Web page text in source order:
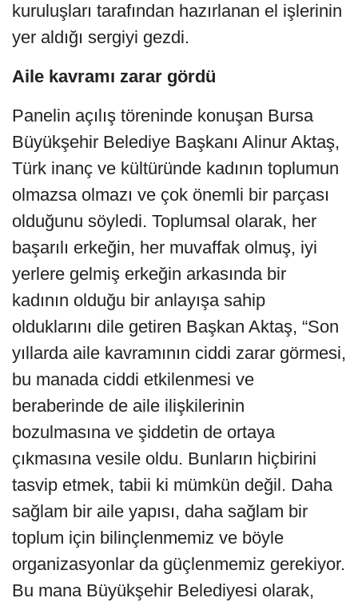
kuruluşları tarafından hazırlanan el işlerinin
yer aldığı sergiyi gezdi.
Aile kavramı zarar gördü
Panelin açılış töreninde konuşan Bursa
Büyükşehir Belediye Başkanı Alinur Aktaş,
Türk inanç ve kültüründe kadının toplumun
olmazsa olmazı ve çok önemli bir parçası
olduğunu söyledi. Toplumsal olarak, her
başarılı erkeğin, her muvaffak olmuş, iyi
yerlere gelmiş erkeğin arkasında bir
kadının olduğu bir anlayışa sahip
olduklarını dile getiren Başkan Aktaş, “Son
yıllarda aile kavramının ciddi zarar görmesi,
bu manada ciddi etkilenmesi ve
beraberinde de aile ilişkilerinin
bozulmasına ve şiddetin de ortaya
çıkmasına vesile oldu. Bunların hiçbirini
tasvip etmek, tabii ki mümkün değil. Daha
sağlam bir aile yapısı, daha sağlam bir
toplum için bilinçlenmemiz ve böyle
organizasyonlar da güçlenmemiz gerekiyor.
Bu mana Büyükşehir Belediyesi olarak,